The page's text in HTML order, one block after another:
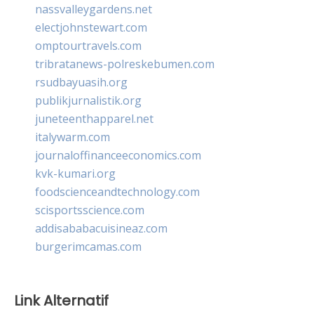
nassvalleygardens.net
electjohnstewart.com
omptourtravels.com
tribratanews-polreskebumen.com
rsudbayuasih.org
publikjurnalistik.org
juneteenthapparel.net
italywarm.com
journaloffinanceeconomics.com
kvk-kumari.org
foodscienceandtechnology.com
scisportsscience.com
addisababacuisineaz.com
burgerimcamas.com
Link Alternatif